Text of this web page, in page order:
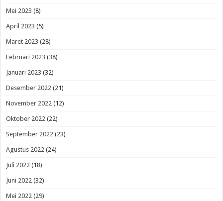
Mei 2023 (8)
April 2023 (5)
Maret 2023 (28)
Februari 2023 (38)
Januari 2023 (32)
Desember 2022 (21)
November 2022 (12)
Oktober 2022 (22)
September 2022 (23)
Agustus 2022 (24)
Juli 2022 (18)
Juni 2022 (32)
Mei 2022 (29)